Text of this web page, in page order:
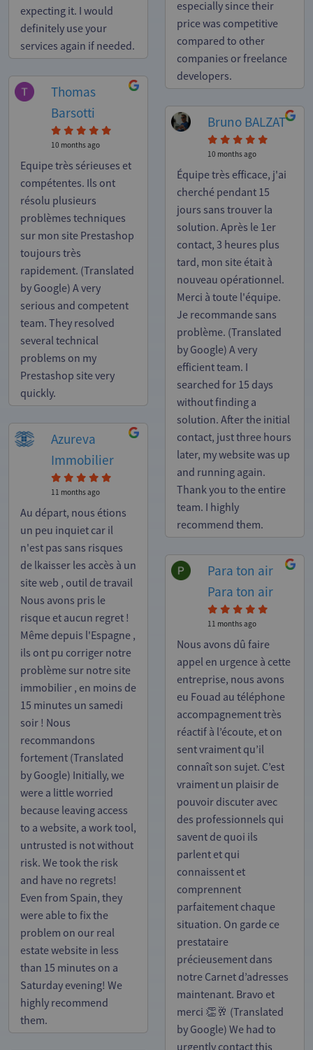
especially since their
price was competitive
compared to other
companies or freelance
developers.
expecting it. I would
definitely use your
services again if needed.
Thomas
Barsotti
10 months ago
Equipe très sérieuses et
compétentes. Ils ont
résolu plusieurs
problèmes techniques
sur mon site Prestashop
toujours très
rapidement. (Translated
by Google) A very
serious and competent
team. They resolved
several technical
problems on my
Prestashop site very
quickly.
Bruno BALZAT
10 months ago
Équipe très efficace, j'ai
cherché pendant 15
jours sans trouver la
solution. Après le 1er
contact, 3 heures plus
tard, mon site était à
nouveau opérationnel.
Merci à toute l'équipe.
Je recommande sans
problème. (Translated
by Google) A very
efficient team. I
searched for 15 days
without finding a
solution. After the initial
contact, just three hours
later, my website was up
and running again.
Thank you to the entire
team. I highly
recommend them.
Azureva
Immobilier
11 months ago
Au départ, nous étions
un peu inquiet car il
n'est pas sans risques
de lkaisser les accès à un
site web , outil de travail
Nous avons pris le
risque et aucun regret !
Même depuis l'Espagne ,
ils ont pu corriger notre
problème sur notre site
immobilier , en moins de
15 minutes un samedi
soir ! Nous
recommandons
fortement (Translated
by Google) Initially, we
were a little worried
because leaving access
to a website, a work tool,
untrusted is not without
risk. We took the risk
and have no regrets!
Even from Spain, they
were able to fix the
problem on our real
estate website in less
than 15 minutes on a
Saturday evening! We
highly recommend
them.
Para ton air
Para ton air
11 months ago
Nous avons dû faire
appel en urgence à cette
entreprise, nous avons
eu Fouad au téléphone
accompagnement très
réactif à l’écoute, et on
sent vraiment qu’il
connaît son sujet. C’est
vraiment un plaisir de
pouvoir discuter avec
des professionnels qui
savent de quoi ils
parlent et qui
connaissent et
comprennent
parfaitement chaque
situation. On garde ce
prestataire
précieusement dans
notre Carnet d’adresses
maintenant. Bravo et
merci 👏🥂 (Translated
by Google) We had to
urgently contact this